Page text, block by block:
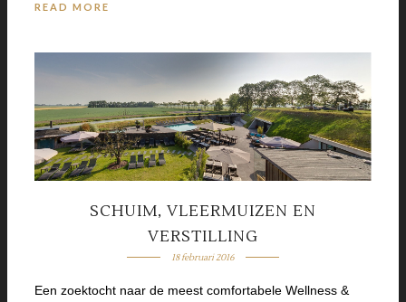
READ MORE
SCHUIM, VLEERMUIZEN EN
VERSTILLING
18 februari 2016
Een zoektocht naar de meest comfortabele Wellness &